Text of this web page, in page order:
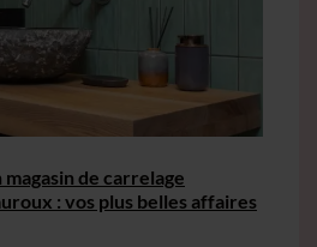
de carrelage
: vos plus belles affaires